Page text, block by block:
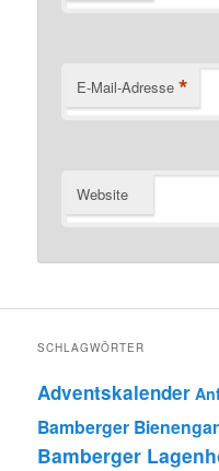
E-Mail-Adresse *
Website
SCHLAGWÖRTER
Adventskalender
Bamberger
Bamberger